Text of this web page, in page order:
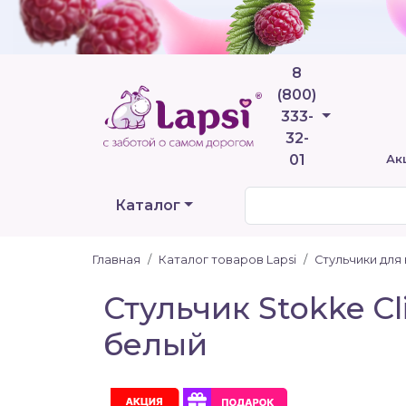
8
(800)
333-
32-
01
Телефоны
Каталог
Главная Каталог товаров Lapsi Стульчики
Стульчик Stokke
белый